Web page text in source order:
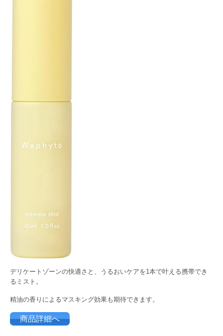
デリケートゾーンの快適さと、うるおいケアを1本で叶える携帯でき
るミスト。
精油の香りによるマスキング効果も期待できます。
商品詳細へ